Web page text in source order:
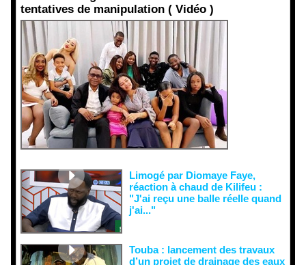
tentatives de manipulation ( Vidéo )
Limogé par Diomaye Faye,
réaction à chaud de Kilifeu :
"J'ai reçu une balle réelle quand
j'ai..."
Touba : lancement des travaux
d’un projet de drainage des eaux